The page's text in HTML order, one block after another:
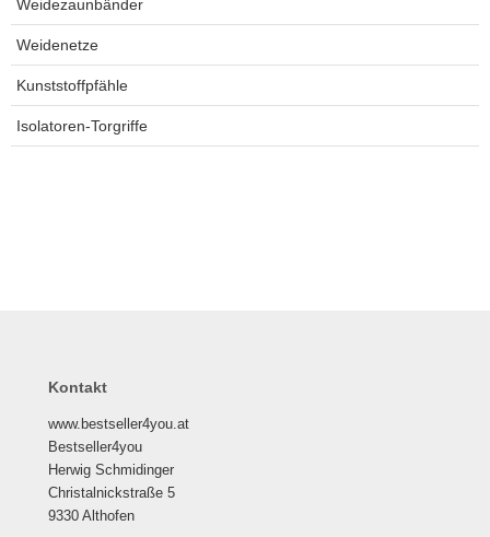
Weidezaunbänder
Weidenetze
Kunststoffpfähle
Isolatoren-Torgriffe
Kontakt
www.bestseller4you.at
Bestseller4you
Herwig Schmidinger
Christalnickstraße 5
9330 Althofen